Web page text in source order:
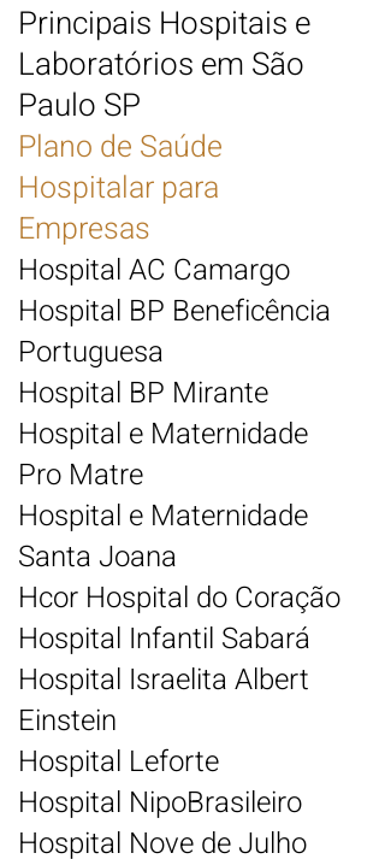
Principais Hospitais e
Laboratórios em São
Paulo SP
Plano de Saúde
Hospitalar para
Empresas
Hospital AC Camargo
Hospital BP Beneficência
Portuguesa
Hospital BP Mirante
Hospital e Maternidade
Pro Matre
Hospital e Maternidade
Santa Joana
Hcor Hospital do Coração
Hospital Infantil Sabará
Hospital Israelita Albert
Einstein
Hospital Leforte
Hospital NipoBrasileiro
Hospital Nove de Julho